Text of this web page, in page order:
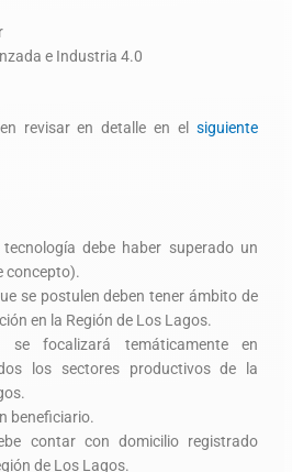
e Industria 4.0
revisar en detalle en el siguiente
debe haber superado un
concepto).
se postulen deben tener ámbito de
en la Región de Los Lagos.
se focalizará temáticamente en
los sectores productivos de la
beneficiario.
contar con domicilio registrado
de Los Lagos.